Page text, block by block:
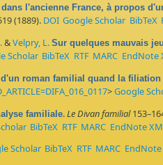
l'ancienne France, à propos
(1889). DOI Google Scholar BibTeX
&Velpry, L. Sur quelques mauvais
Scholar BibTeX RTF MARC EndNote
roman familial quand la filiation
>Google
familiale.Le Divan familial
BibTeX RTF MARC EndNote
Scholar BibTeX RTF MARC